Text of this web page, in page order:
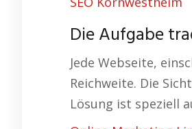
Die Aufgabe
Jede Webseite,
Reichweite. Die
Lösung ist speziell